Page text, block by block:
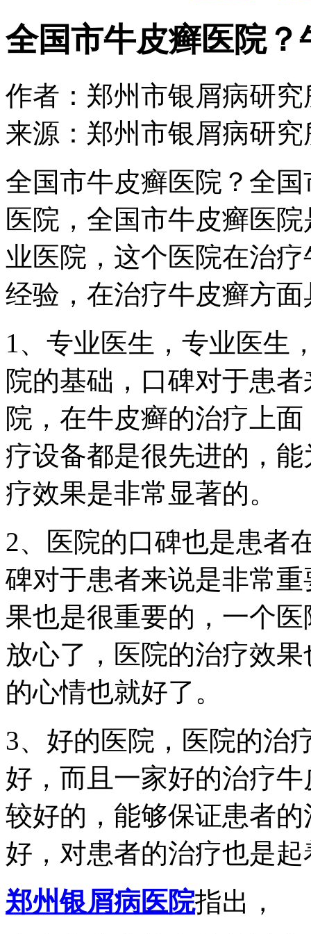
全国市牛皮癣医院
作者：郑州市银屑病研究
来源：郑州市银屑病研究
全国市牛皮癣医院？全
医院，全国市牛皮癣医
业医院，这个医院在治
经验，在治疗牛皮癣方
1、专业医生，专业医生
院的基础，口碑对于患
院，在牛皮癣的治疗上
疗设备都是很先进的，
疗效果是非常显著的。
2、医院的口碑也是患者
碑对于患者来说是非常
果也是很重要的，一个
放心了，医院的治疗效
的心情也就好了。
3、好的医院，医院的治
好，而且一家好的治疗
较好的，能够保证患者
好，对患者的治疗也是
郑州银屑病医院指出，